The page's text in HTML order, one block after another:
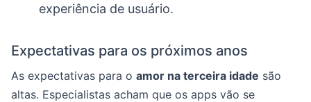
experiência de usuário.
Expectativas para os próximos anos
As expectativas para o amor na terceira idade são
altas. Especialistas acham que os apps vão se